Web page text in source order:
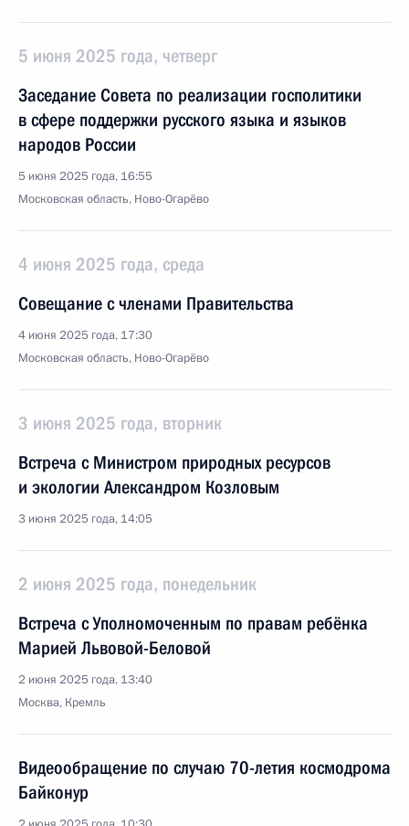
5 июня 2025 года, четверг
Заседание Совета по реализации госполитики
в сфере поддержки русского языка и языков
народов России
5 июня 2025 года, 16:55
Московская область, Ново-Огарёво
4 июня 2025 года, среда
Совещание с членами Правительства
4 июня 2025 года, 17:30
Московская область, Ново-Огарёво
3 июня 2025 года, вторник
Встреча с Министром природных ресурсов
и экологии Александром Козловым
3 июня 2025 года, 14:05
2 июня 2025 года, понедельник
Встреча с Уполномоченным по правам ребёнка
Марией Львовой-Беловой
2 июня 2025 года, 13:40
Москва, Кремль
Видеообращение по случаю 70-летия космодрома
Байконур